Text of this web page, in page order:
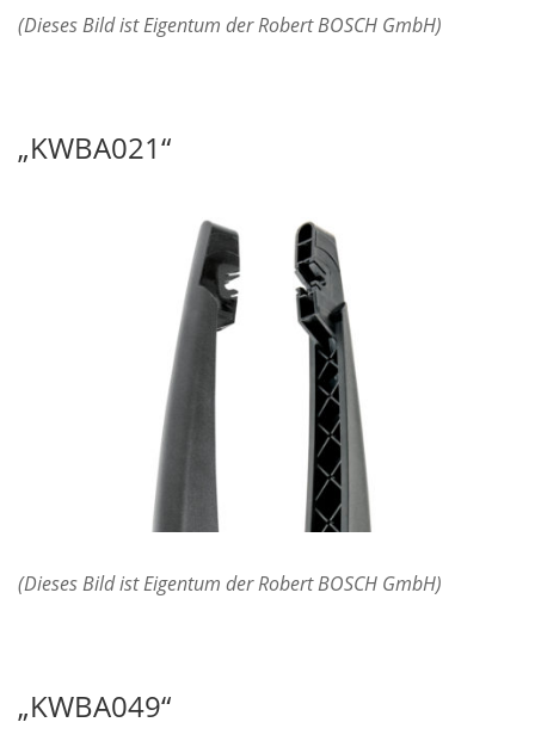
(Dieses Bild ist Eigentum der Robert BOSCH GmbH)
„KWBA021“
(Dieses Bild ist Eigentum der Robert BOSCH GmbH)
„KWBA049“